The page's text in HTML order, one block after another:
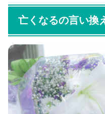
亡くなるの言い換